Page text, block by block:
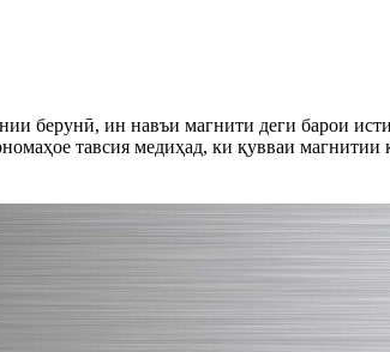
берунӣ, ин навъи магнити деги барои
тавсия медиҳад, ки қувваи магнитии